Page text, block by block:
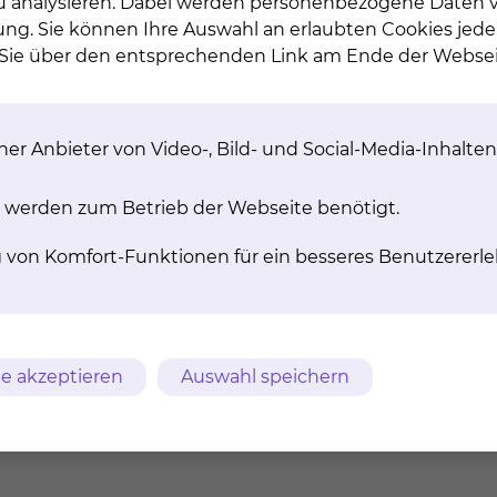
Begleitung und
Sie können Ihre Auswahl an erlaubten Cookies
über den entsprechenden Link am Ende der
Anbieter von Video-, Bild- und Social-Media-
werden zum Betrieb der Webseite benötigt.
Komfort-Funktionen für ein besseres
akzeptieren Auswahl speichern